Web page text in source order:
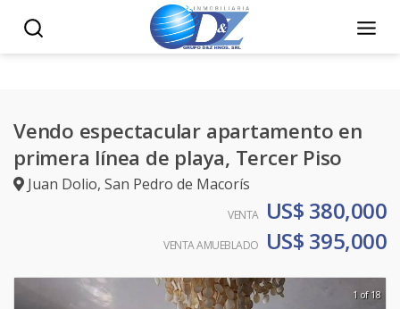
Vendo espectacular apartamento en
primera línea de playa, Tercer Piso
Juan Dolio, San Pedro de Macorís
VENTA US$ 380,000
VENTA AMUEBLADO US$ 395,000
1 of 18